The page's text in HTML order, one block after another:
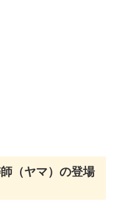
（ヤマ）の登場